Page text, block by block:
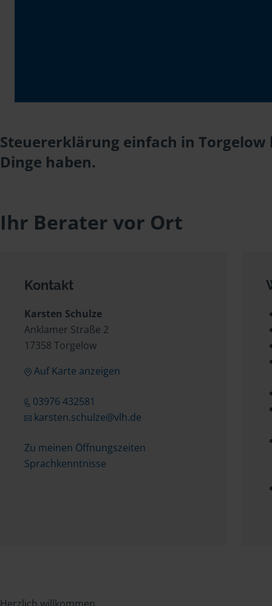
Steuererklärung einfach in
Dinge haben.
Ihr Berater vor Ort
Kontakt
Karsten Schulze
Anklamer Straße 2
17358 Torgelow
Auf Karte anzeigen
03976 432581
karsten.schulze@vlh.de
Zu meinen Öffnungszeiten
Sprachkenntnisse